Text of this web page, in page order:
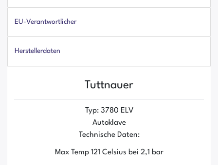
EU-Verantwortlicher
Herstellerdaten
Tuttnauer
Typ: 3780 ELV
Autoklave
Technische Daten:
Max Temp 121 Celsius bei 2,1 bar